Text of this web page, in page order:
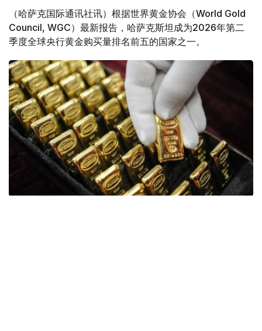
（哈萨克国际通讯社讯）根据世界黄金协会（World Gold
Council, WGC）最新报告，哈萨克斯坦成为2026年第二
季度全球央行黄金购买量排名前五的国家之一。